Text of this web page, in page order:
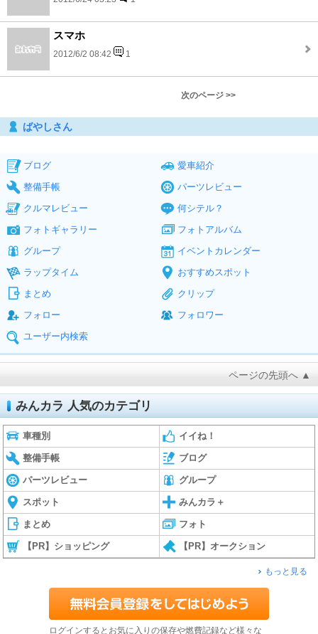
スマホ
2012/6/2 08:42 1
次のページ >>
ばやしさん
ブログ
愛車紹介
整備手帳
パーツレビュー
クルマレビュー
何シテル？
フォトギャラリー
フォトアルバム
グループ
イベントカレンダー
ラップタイム
おすすめスポット
まとめ
クリップ
フォロー
フォロワー
ユーザー内検索
ページの先頭へ ▲
みんカラ 人気のカテゴリ
車種別 イイね！
整備手帳 ブログ
パーツレビュー グループ
スポット みんカラ＋
まとめ フォト
【PR】ショッピング 【PR】オークション
もっと見る
ログインするとお気に入りの保存や燃費記録など様々な